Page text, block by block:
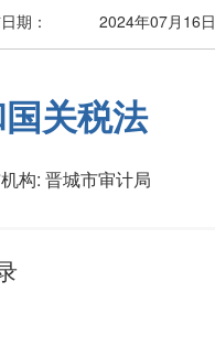
期： 2024年07月16日
关税法
构: 晋城市审计局